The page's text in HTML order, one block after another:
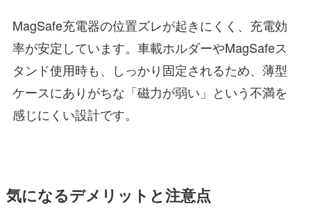
MagSafe充電器の位置ズレが起きにくく、充電効
率が安定しています。車載ホルダーやMagSafeス
タンド使用時も、しっかり固定されるため、薄型
ケースにありがちな「磁力が弱い」という不満を
感じにくい設計です。
気になるデメリットと注意点